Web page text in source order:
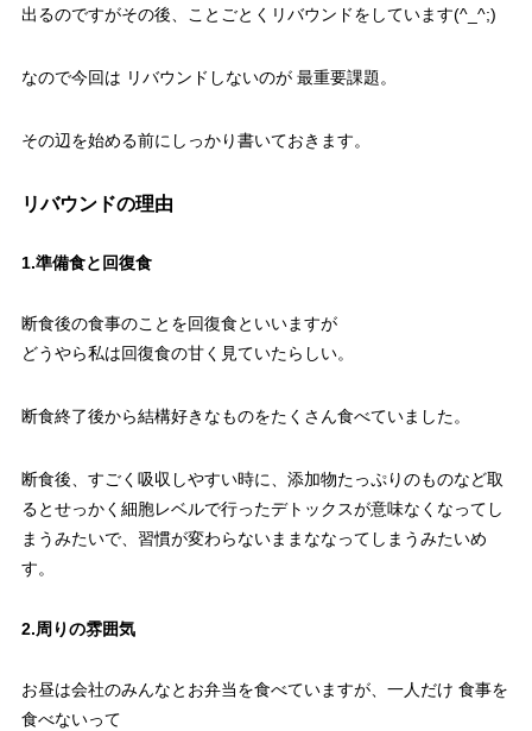
出るのですがその後、ことごとくリバウンドをしています(^_^;)
なので今回は リバウンドしないのが 最重要課題。
その辺を始める前にしっかり書いておきます。
リバウンドの理由
1.準備食と回復食
断食後の食事のことを回復食といいますが
どうやら私は回復食の甘く見ていたらしい。
断食終了後から結構好きなものをたくさん食べていました。
断食後、すごく吸収しやすい時に、添加物たっぷりのものなど取
るとせっかく細胞レベルで行ったデトックスが意味なくなってし
まうみたいで、習慣が変わらないままななってしまうみたいめ
す。
2.周りの雰囲気
お昼は会社のみんなとお弁当を食べていますが、一人だけ 食事を
食べないって